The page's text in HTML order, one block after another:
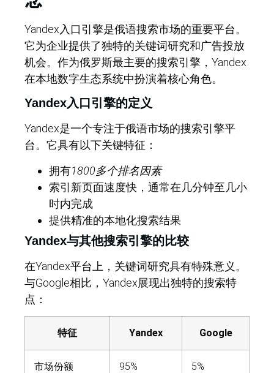
Yandex入口引擎是俄语搜索市场的重要平台。
它为企业提供了独特的关键词研究和广告投放
机会。作为俄罗斯最主要的搜索引擎，Yandex
在本地数字生态系统中扮演着核心角色。
Yandex入口引擎的定义
Yandex是一个专注于俄语市场的搜索引擎平
台。它具有以下关键特征：
拥有1800多个排名因素
索引新页面速度快，通常在几分钟至几小
时内完成
提供精准的本地化搜索结果
Yandex与其他搜索引擎的比较
在Yandex平台上，关键词研究具有特殊意义。
与Google相比，Yandex展现出独特的搜索特
点：
特征 Yandex Google
市场份额
95% 5%